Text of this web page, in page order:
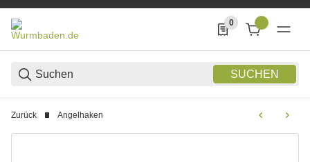
SUCHEN
0
0 Produkte in der
Zurück Angelhaken